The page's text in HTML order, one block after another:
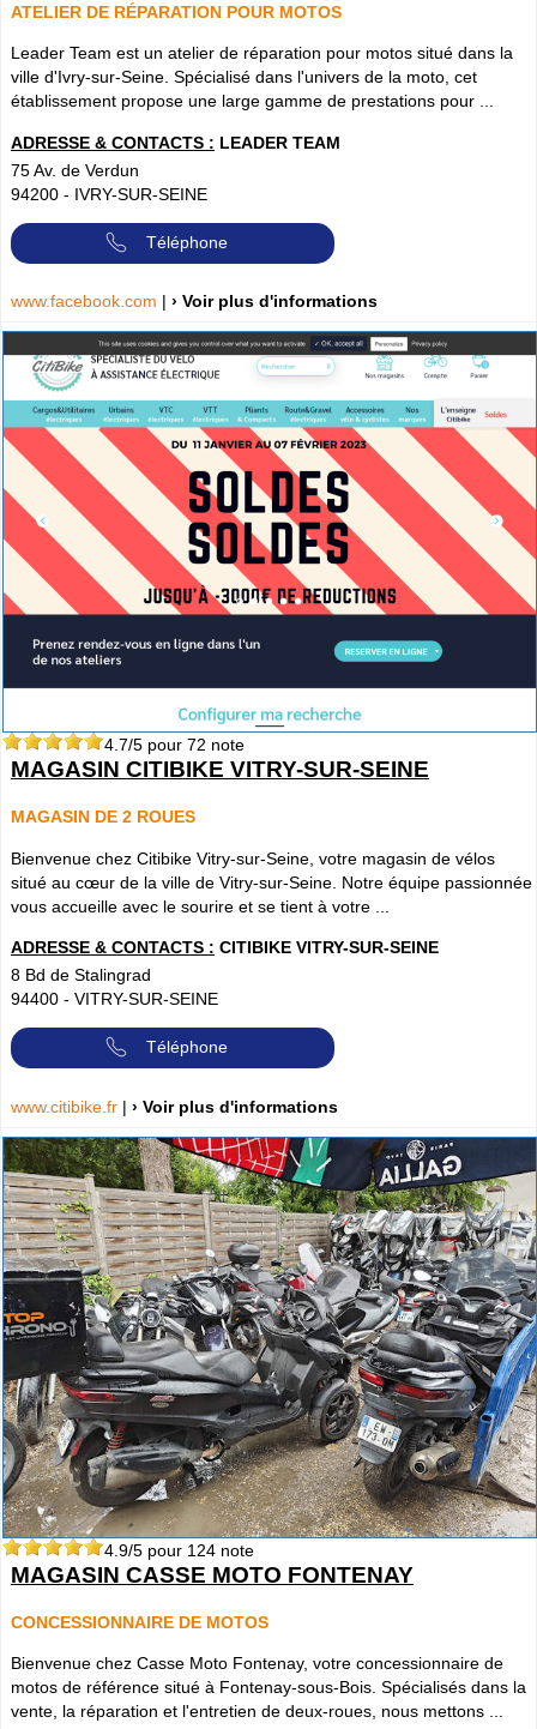
ATELIER DE RÉPARATION POUR MOTOS
Leader Team est un atelier de réparation pour motos situé dans la
ville d'Ivry-sur-Seine. Spécialisé dans l'univers de la moto, cet
établissement propose une large gamme de prestations pour ...
ADRESSE & CONTACTS : LEADER TEAM
75 Av. de Verdun
94200 - IVRY-SUR-SEINE
Téléphone
www.facebook.com | › Voir plus d'informations
4.7/5 pour 72 note
MAGASIN CITIBIKE VITRY-SUR-SEINE
MAGASIN DE 2 ROUES
Bienvenue chez Citibike Vitry-sur-Seine, votre magasin de vélos
situé au cœur de la ville de Vitry-sur-Seine. Notre équipe passionnée
vous accueille avec le sourire et se tient à votre ...
ADRESSE & CONTACTS : CITIBIKE VITRY-SUR-SEINE
8 Bd de Stalingrad
94400 - VITRY-SUR-SEINE
Téléphone
www.citibike.fr | › Voir plus d'informations
4.9/5 pour 124 note
MAGASIN CASSE MOTO FONTENAY
CONCESSIONNAIRE DE MOTOS
Bienvenue chez Casse Moto Fontenay, votre concessionnaire de
motos de référence situé à Fontenay-sous-Bois. Spécialisés dans la
vente, la réparation et l'entretien de deux-roues, nous mettons ...